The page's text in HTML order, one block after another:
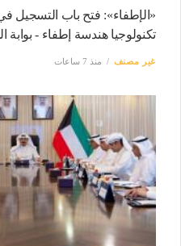
«الإطفاء»: فتح باب التسجيل
تكنولوجيا هندسة إطفاء - بوابة
غير مصنف منذ 7 ساعات